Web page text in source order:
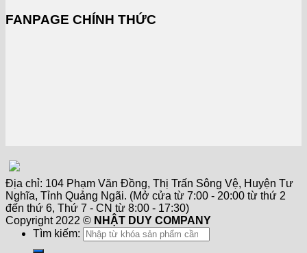
FANPAGE CHÍNH THỨC
Địa chỉ: 104 Phạm Văn Đồng, Thị Trấn Sông Vệ, Huyện Tư
Nghĩa, Tỉnh Quảng Ngãi. (Mở cửa từ 7:00 - 20:00 từ thứ 2
đến thứ 6, Thứ 7 - CN từ 8:00 - 17:30)
Copyright 2022 © NHẬT DUY COMPANY
Tìm kiếm: